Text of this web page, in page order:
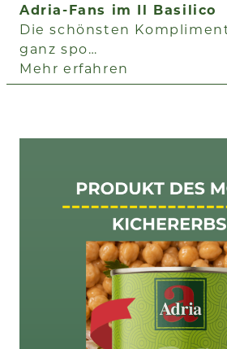
Adria-Fans im Il Basilico
Die schönsten
ganz spo…
Mehr erfahren